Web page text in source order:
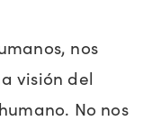
nos
visión del
No nos